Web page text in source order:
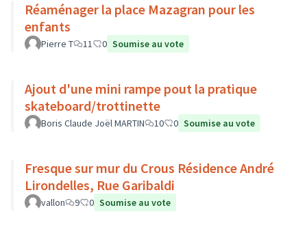
Réaménager la place Mazagran pour les
enfants
Pierre T 11 0 Soumise au vote
Ajout d'une mini rampe pout la pratique
skateboard/trottinette
Boris Claude Joël MARTIN 10 0 Soumise au vote
Fresque sur mur du Crous Résidence André
Lirondelles, Rue Garibaldi
vallon 9 0 Soumise au vote